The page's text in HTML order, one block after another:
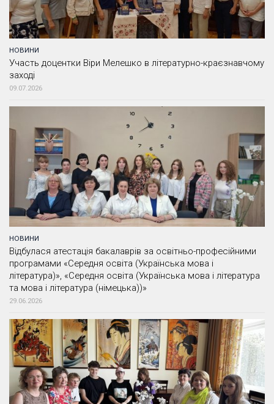
НОВИНИ
Участь доцентки Віри Мелешко в літературно-краєзнавчому
заході
09.07.2026
НОВИНИ
Відбулася атестація бакалаврів за освітньо-професійними
програмами «Середня освіта (Українська мова і
література)», «Середня освіта (Українська мова і література
та мова і література (німецька))»
29.06.2026